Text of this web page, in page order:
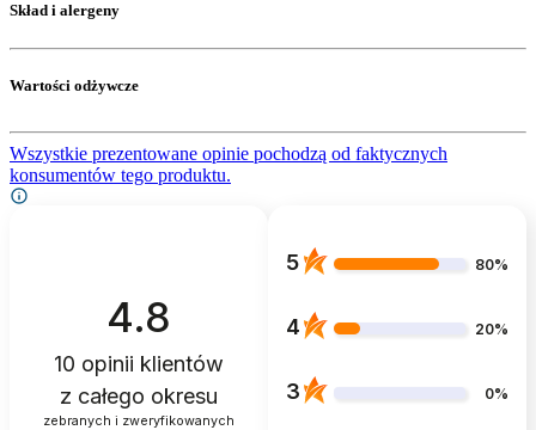
Skład i alergeny
Wartości odżywcze
Wszystkie prezentowane opinie pochodzą od faktycznych
konsumentów tego produktu.
4.8
10 opinii klientów
z całego okresu
zebranych i zweryfikowanych
5 80%
4 20%
3 0%